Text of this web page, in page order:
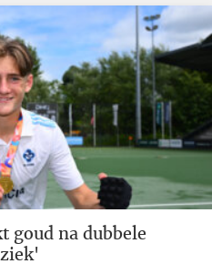
goud na dubbele